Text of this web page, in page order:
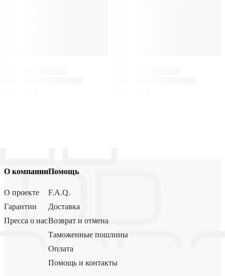
О компании
О проекте
Гарантии
Пресса о нас
Помощь
F.A.Q.
Доставка
Возврат и отмена
Таможенные пошлины
Оплата
Помощь и контакты